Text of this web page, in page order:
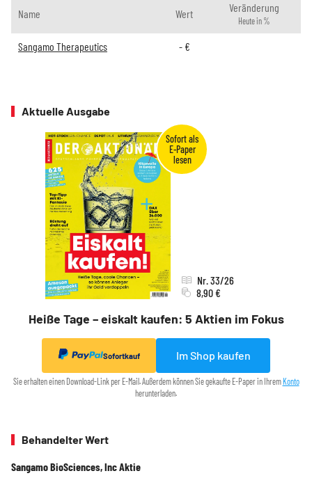
Name Wert Veränderung
Heute in %
Sangamo Therapeutics -€
Aktuelle Ausgabe
Heiße Tage – eiskalt kaufen: 5 Aktien im Fokus
Nr. 33/26
8,90 €
Sofortkauf Im Shop kaufen
Sie erhalten einen Download-Link per E-Mail. Außerdem können Sie gekaufte E-Paper in Ihrem Konto
herunterladen.
Behandelter Wert
Sangamo BioSciences, Inc Aktie